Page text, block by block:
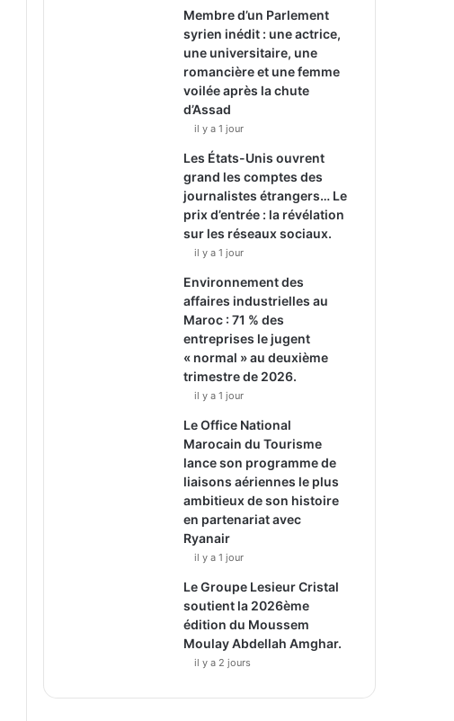
Membre d’un Parlement
syrien inédit : une actrice,
une universitaire, une
romancière et une femme
voilée après la chute
d’Assad
il y a 1 jour
Les États-Unis ouvrent
grand les comptes des
journalistes étrangers… Le
prix d’entrée : la révélation
sur les réseaux sociaux.
il y a 1 jour
Environnement des
affaires industrielles au
Maroc : 71 % des
entreprises le jugent
« normal » au deuxième
trimestre de 2026.
il y a 1 jour
Le Office National
Marocain du Tourisme
lance son programme de
liaisons aériennes le plus
ambitieux de son histoire
en partenariat avec
Ryanair
il y a 1 jour
Le Groupe Lesieur Cristal
soutient la 2026ème
édition du Moussem
Moulay Abdellah Amghar.
il y a 2 jours